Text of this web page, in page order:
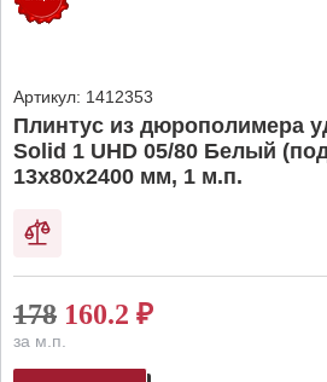
Артикул: 1412353
Плинтус из дюрополимера
Solid 1 UHD 05/80 Белый
13х80х2400 мм, 1 м.п.
178 160.2 ₽
за м.п.